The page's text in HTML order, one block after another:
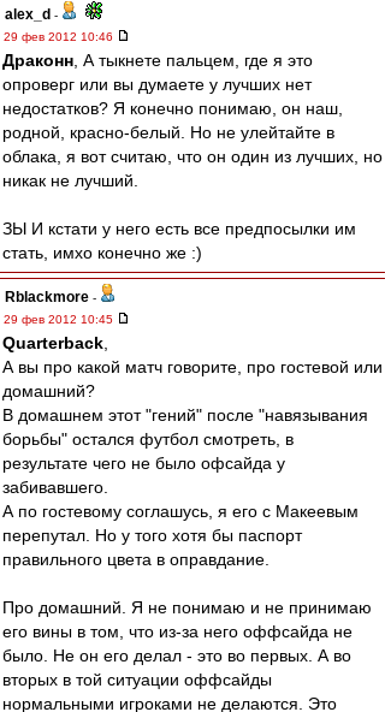
alex_d -
29 фев 2012 10:46
Драконн , А тыкнете пальцем, где я это
опроверг или вы думаете у лучших нет
недостатков? Я конечно понимаю, он наш,
родной, красно-белый. Но не улейтайте в
облака, я вот считаю, что он один из лучших, но
никак не лучший.
ЗЫ И кстати у него есть все предпосылки им
стать, имхо конечно же :)
Rblackmore -
29 фев 2012 10:45
Quarterback
А вы про какой матч говорите, про гостевой или
домашний?
В домашнем этот "гений" после "навязывания
борьбы" остался футбол смотреть, в
результате чего не было офсайда у
забивавшего.
А по гостевому соглашусь, я его с Макеевым
перепутал. Но у того хотя бы паспорт
правильного цвета в оправдание.
Про домашний. Я не понимаю и не принимаю
его вины в том, что из-за него оффсайда не
было. Не он его делал - это во первых. А во
вторых в той ситуации оффсайды
нормальными игроками не делаются. Это